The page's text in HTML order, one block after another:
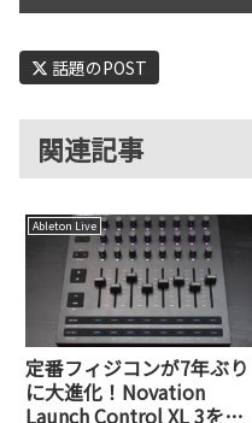
話題のPOST
関連記事
Ableton Live
定番フィジコンが7年ぶり
に大進化！Novation
Launch Control XL 3を試